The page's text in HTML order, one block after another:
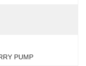
PUMP